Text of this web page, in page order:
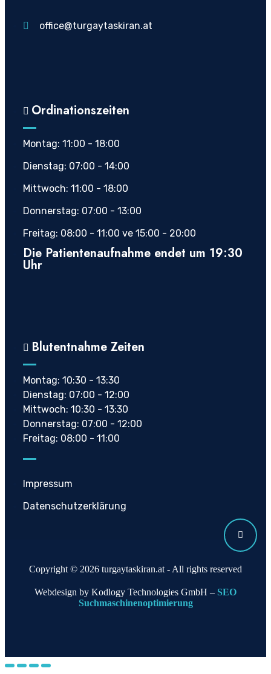
office@turgaytaskiran.at
Ordinationszeiten
Montag: 11:00 - 18:00
Dienstag: 07:00 - 14:00
Mittwoch: 11:00 - 18:00
Donnerstag: 07:00 - 13:00
Freitag: 08:00 - 11:00 ve 15:00 - 20:00
Die Patientenaufnahme endet um 19:30
Uhr
Blutentnahme Zeiten
Montag: 10:30 - 13:30
Dienstag: 07:00 - 12:00
Mittwoch: 10:30 - 13:30
Donnerstag: 07:00 - 12:00
Freitag: 08:00 - 11:00
Impressum
Datenschutzerklärung
Copyright © 2026 turgaytaskiran.at - All rights reserved
Webdesign by Kodlogy Technologies GmbH – SEO
Suchmaschinenoptimierung